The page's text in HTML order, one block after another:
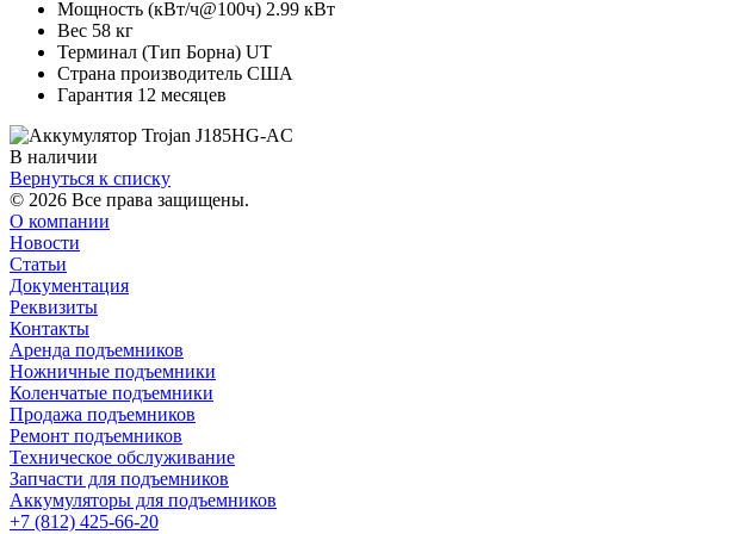
Мощность (кВт/ч@100ч) 2.99 кВт
Вес 58 кг
Терминал (Тип Борна) UT
Страна производитель США
Гарантия 12 месяцев
В наличии
Вернуться к списку
© 2026 Все права защищены.
О компании
Новости
Статьи
Документация
Реквизиты
Контакты
Аренда подъемников
Ножничные подъемники
Коленчатые подъемники
Продажа подъемников
Ремонт подъемников
Техническое обслуживание
Запчасти для подъемников
Аккумуляторы для подъемников
+7 (812) 425-66-20